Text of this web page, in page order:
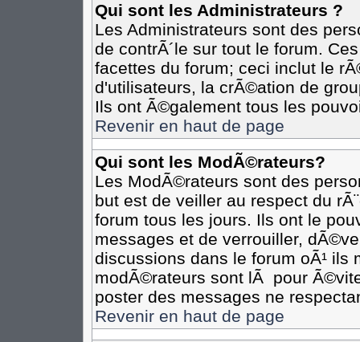
Qui sont les Administrateurs ?
Les Administrateurs sont des
de contrÃ´le sur tout le forum.
facettes du forum; ceci inclut le
d'utilisateurs, la crÃ©ation de
Ils ont Ã©galement tous les
Revenir en haut de page
Qui sont les ModÃ©rateurs?
Les ModÃ©rateurs sont des
but est de veiller au respect du
forum tous les jours. Ils ont le
messages et de verrouiller,
discussions dans le forum oÃ¹ ils
modÃ©rateurs sont lÃ pour
poster des messages ne
Revenir en haut de page